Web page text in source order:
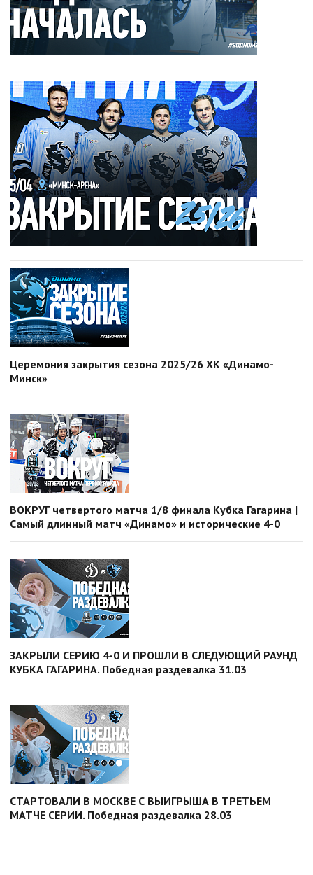
Церемония закрытия сезона 2025/26 ХК «Динамо-
Минск»
ВОКРУГ четвертого матча 1/8 финала Кубка Гагарина |
Самый длинный матч «Динамо» и исторические 4-0
ЗАКРЫЛИ СЕРИЮ 4-0 И ПРОШЛИ В СЛЕДУЮЩИЙ РАУНД
КУБКА ГАГАРИНА. Победная раздевалка 31.03
СТАРТОВАЛИ В МОСКВЕ С ВЫИГРЫША В ТРЕТЬЕМ
МАТЧЕ СЕРИИ. Победная раздевалка 28.03